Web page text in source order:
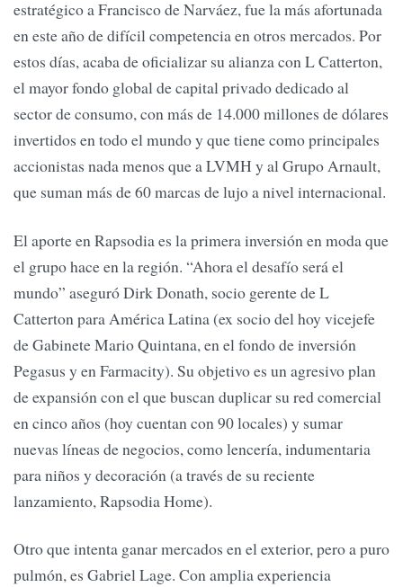
estratégico a Francisco de Narváez, fue la más afortunada
en este año de difícil competencia en otros mercados. Por
estos días, acaba de oficializar su alianza con L Catterton,
el mayor fondo global de capital privado dedicado al
sector de consumo, con más de 14.000 millones de dólares
invertidos en todo el mundo y que tiene como principales
accionistas nada menos que a LVMH y al Grupo Arnault,
que suman más de 60 marcas de lujo a nivel internacional.
El aporte en Rapsodia es la primera inversión en moda que
el grupo hace en la región. “Ahora el desafío será el
mundo” aseguró Dirk Donath, socio gerente de L
Catterton para América Latina (ex socio del hoy vicejefe
de Gabinete Mario Quintana, en el fondo de inversión
Pegasus y en Farmacity). Su objetivo es un agresivo plan
de expansión con el que buscan duplicar su red comercial
en cinco años (hoy cuentan con 90 locales) y sumar
nuevas líneas de negocios, como lencería, indumentaria
para niños y decoración (a través de su reciente
lanzamiento, Rapsodia Home).
Otro que intenta ganar mercados en el exterior, pero a puro
pulmón, es Gabriel Lage. Con amplia experiencia